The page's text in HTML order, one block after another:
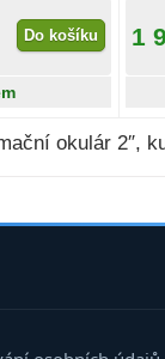
Do košíku 1
okulár 2″,